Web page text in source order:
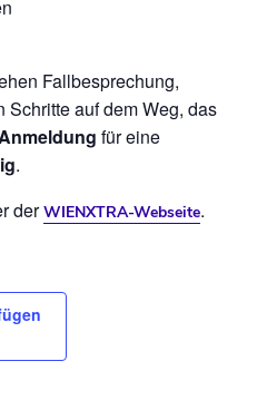
Fallbesprechung,
Schritte auf dem Weg, das
für eine
.
derWIENXTRA-Webseite.